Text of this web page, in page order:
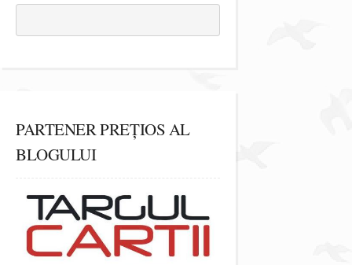
PARTENER PREȚIOS AL
BLOGULUI